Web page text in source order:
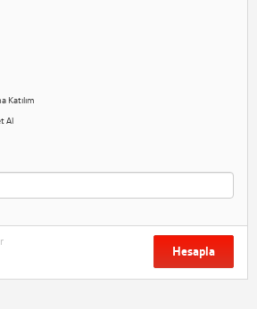
Katılım
Al
Hesapla